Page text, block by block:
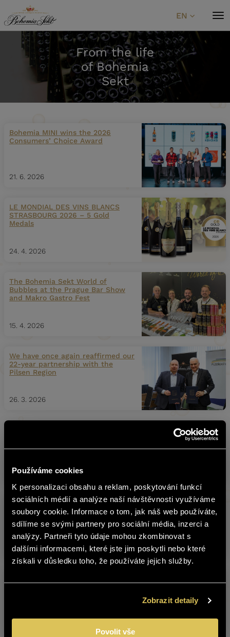
Používáme cookies
K personalizaci obsahu a reklam, poskytování funkcí
sociálních médií a analýze naší návštěvnosti využíváme
soubory cookie. Informace o tom, jak náš web používáte,
sdílíme se svými partnery pro sociální média, inzerci a
analýzy. Partneři tyto údaje mohou zkombinovat s
dalšími informacemi, které jste jim poskytli nebo které
získali v důsledku toho, že používáte jejich služby.
Zobrazit detaily
Povolit vše
Skip to content
EN
From the life
of Bohemia
Sekt
Bohemia MINI wins the 2026
Consumers’ Choice Award
21. 6. 2026
LE MONDIAL DES VINS BLANCS
STRASBOURG 2026 – 5 Gold
Medals
24. 4. 2026
The Bohemia Sekt World of
Bubbles at the Prague Bar Show
and Makro Gastro Fest
15. 4. 2026
We have once again reaffirmed our
22-year partnership with the
Pilsen Region
26. 3. 2026
16. 3. 2026
Bohemia Sekt, Partner of the
World Figure Skating
Championships
13. 3. 2026
9. 3. 2026
čeština
The content of BOHEMIA SEKT website
is not suitable for people under 18
years of age.
NO